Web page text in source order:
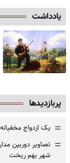
یادداشت
پربازدیدها
= یک ازدواج
= تصاویر دوربین
شهر بهم ریخت